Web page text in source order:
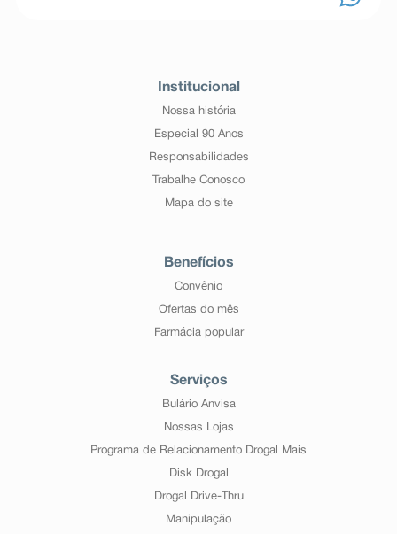
Institucional
Nossa história
Especial 90 Anos
Responsabilidades
Trabalhe Conosco
Mapa do site
Benefícios
Convênio
Ofertas do mês
Farmácia popular
Serviços
Bulário Anvisa
Nossas Lojas
Programa de Relacionamento Drogal Mais
Disk Drogal
Drogal Drive-Thru
Manipulação